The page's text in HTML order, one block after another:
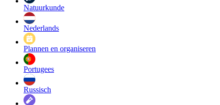
Natuurkunde
Nederlands
Plannen en organiseren
Portugees
Russisch